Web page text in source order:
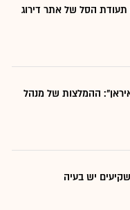
הסל של אתר דירוג
ההמלצות של מנהל
יש בעיה